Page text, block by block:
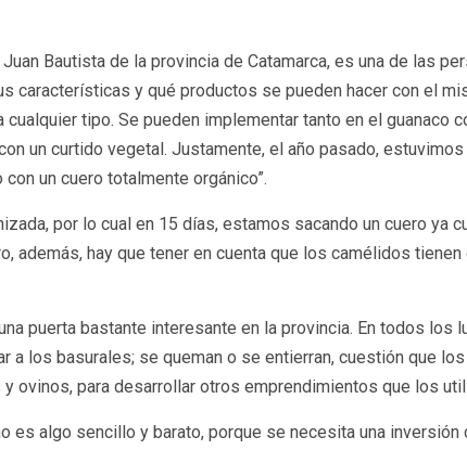
Bautista de la provincia de Catamarca, es una de las
características y qué productos se pueden hacer con el
tipo. Se pueden implementar tanto en el guanaco
un curtido vegetal. Justamente, el año pasado,
un cuero totalmente orgánico”.
por lo cual en 15 días, estamos sacando un cuero ya
además, hay que tener en cuenta que los camélidos
puerta bastante interesante en la provincia. En todos
a los basurales; se queman o se entierran, cuestión que
ovinos, para desarrollar otros emprendimientos que los
es algo sencillo y barato, porque se necesita una